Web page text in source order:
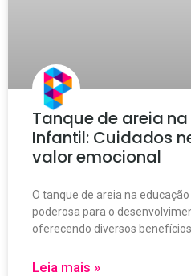
Tanque de areia
Infantil: Cuidados
valor emocional
O tanque de areia na
poderosa para o
oferecendo diversos benefícios.
Leia mais »